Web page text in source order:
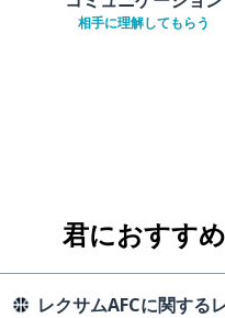
相手に理解してもらう
君におすすめ
レクサムAFCに関する